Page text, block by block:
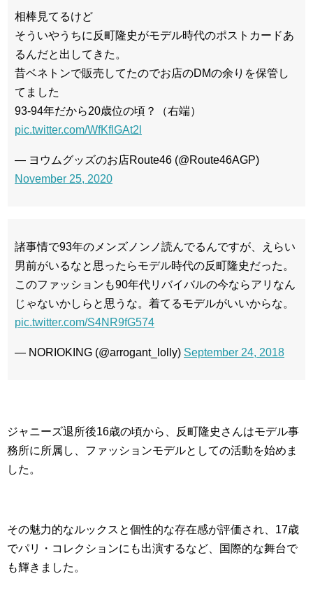
相棒見てるけど
そういやうちに反町隆史がモデル時代のポストカードあ
るんだと出してきた。
昔ベネトンで販売してたのでお店のDMの余りを保管し
てました
93-94年だから20歳位の頃？（右端）
pic.twitter.com/WfKflGAt2l
— ヨウムグッズのお店Route46 (@Route46AGP)
November 25, 2020
諸事情で93年のメンズノンノ読んでるんですが、えらい
男前がいるなと思ったらモデル時代の反町隆史だった。
このファッションも90年代リバイバルの今ならアリなん
じゃないかしらと思うな。着てるモデルがいいからな。
pic.twitter.com/S4NR9fG574
— NORIOKING (@arrogant_lolly) September 24, 2018
ジャニーズ退所後16歳の頃から、反町隆史さんはモデル事
務所に所属し、ファッションモデルとしての活動を始めま
した。
その魅力的なルックスと個性的な存在感が評価され、17歳
でパリ・コレクションにも出演するなど、国際的な舞台で
も輝きました。